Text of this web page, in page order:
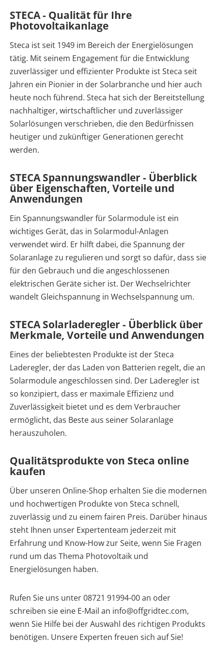
STECA - Qualität für Ihre
Photovoltaikanlage
Steca ist seit 1949 im Bereich der Energielösungen
tätig. Mit seinem Engagement für die Entwicklung
zuverlässiger und effizienter Produkte ist Steca seit
Jahren ein Pionier in der Solarbranche und hier auch
heute noch führend. Steca hat sich der Bereitstellung
nachhaltiger, wirtschaftlicher und zuverlässiger
Solarlösungen verschrieben, die den Bedürfnissen
heutiger und zukünftiger Generationen gerecht
werden.
STECA Spannungswandler - Überblick
über Eigenschaften, Vorteile und
Anwendungen
Ein Spannungswandler für Solarmodule ist ein
wichtiges Gerät, das in Solarmodul-Anlagen
verwendet wird. Er hilft dabei, die Spannung der
Solaranlage zu regulieren und sorgt so dafür, dass sie
für den Gebrauch und die angeschlossenen
elektrischen Geräte sicher ist. Der Wechselrichter
wandelt Gleichspannung in Wechselspannung um.
STECA Solarladeregler - Überblick über
Merkmale, Vorteile und Anwendungen
Eines der beliebtesten Produkte ist der Steca
Laderegler, der das Laden von Batterien regelt, die an
Solarmodule angeschlossen sind. Der Laderegler ist
so konzipiert, dass er maximale Effizienz und
Zuverlässigkeit bietet und es dem Verbraucher
ermöglicht, das Beste aus seiner Solaranlage
herauszuholen.
Qualitätsprodukte von Steca online
kaufen
Über unseren Online-Shop erhalten Sie die modernen
und hochwertigen Produkte von Steca schnell,
zuverlässig und zu einem fairen Preis. Darüber hinaus
steht Ihnen unser Expertenteam jederzeit mit
Erfahrung und Know-How zur Seite, wenn Sie Fragen
rund um das Thema Photovoltaik und
Energielösungen haben.
Rufen Sie uns unter 08721 91994-00 an oder
schreiben sie eine E-Mail an info@offgridtec.com,
wenn Sie Hilfe bei der Auswahl des richtigen Produkts
benötigen. Unsere Experten freuen sich auf Sie!